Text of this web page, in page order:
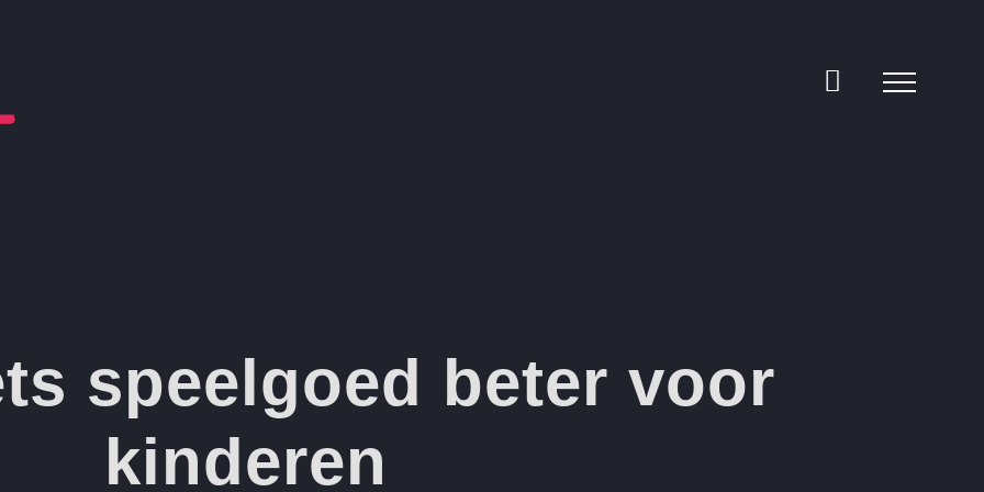
speelgoed beter voor
kinderen